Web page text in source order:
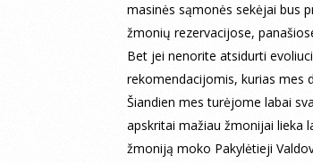
masinės sąmonės sekėjai bus
žmonių rezervacijose,
Bet jei nenorite atsidurti
rekomendacijomis, kurias mes
Šiandien mes turėjome labai
apskritai mažiau žmonijai lieka
žmoniją moko Pakylėtieji